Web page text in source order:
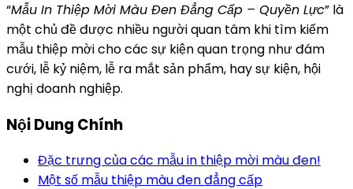
“Mẫu In Thiệp Mời Màu Đen Đẳng Cấp – Quyền Lực” là
một chủ đề được nhiều người quan tâm khi tìm kiếm
mẫu thiệp mời cho các sự kiện quan trọng như đám
cưới, lễ kỷ niệm, lễ ra mắt sản phẩm, hay sự kiện, hội
nghị doanh nghiệp.
Nội Dung Chính
Đặc trưng của các mẫu in thiệp mời màu đen!
Một số mẫu thiệp màu đen đẳng cấp